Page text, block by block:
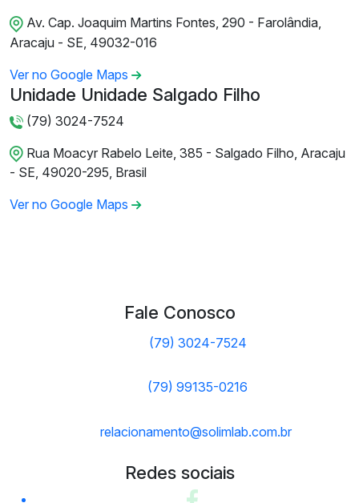
Av. Cap. Joaquim Martins Fontes, 290 - Farolândia,
Aracaju - SE, 49032-016
Ver no Google Maps
Unidade Unidade Salgado Filho
(79) 3024-7524
Rua Moacyr Rabelo Leite, 385 - Salgado Filho, Aracaju
- SE, 49020-295, Brasil
Ver no Google Maps
Fale Conosco
(79) 3024-7524
(79) 99135-0216
relacionamento@solimlab.com.br
Redes sociais